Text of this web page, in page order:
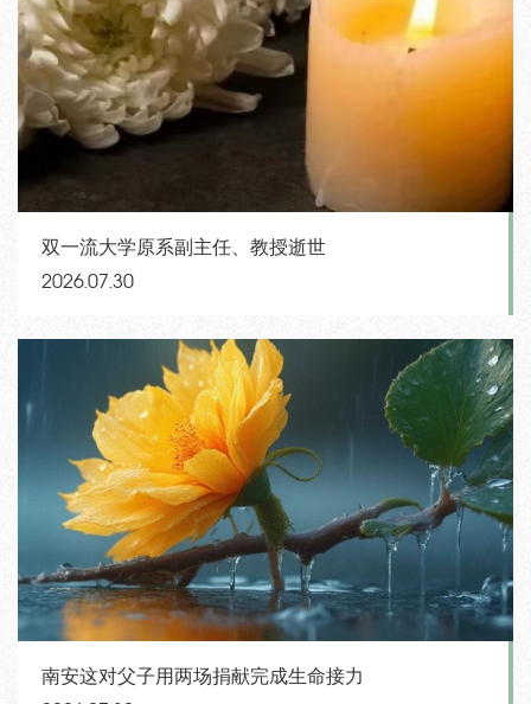
双一流大学原系副主任、教授逝世
2026.07.30
南安这对父子用两场捐献完成生命接力